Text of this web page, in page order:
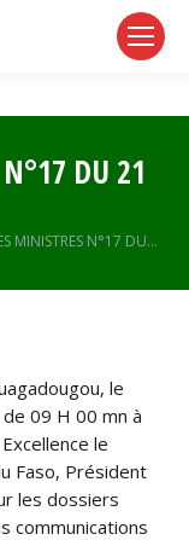
DU 21
MINISTRES N°17 DU…
le
09 H 00 mn à
le
Faso, Président
les dossiers
communications